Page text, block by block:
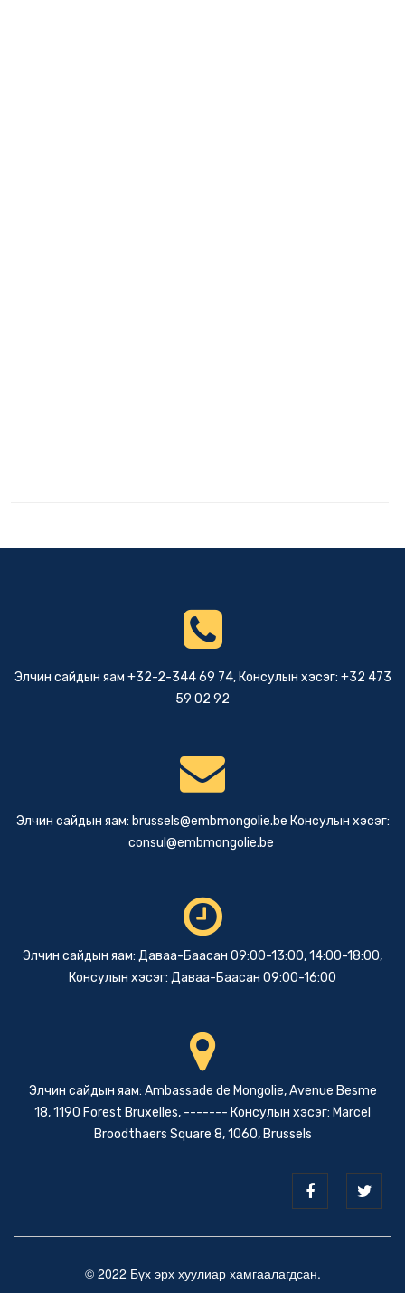
Элчин сайдын яам +32-2-344 69 74, Консулын хэсэг: +32 473
59 02 92
Элчин сайдын яам: brussels@embmongolie.be Консулын хэсэг:
consul@embmongolie.be
Элчин сайдын яам: Даваа-Баасан 09:00-13:00, 14:00-18:00,
Консулын хэсэг: Даваа-Баасан 09:00-16:00
Элчин сайдын яам: Ambassade de Mongolie, Avenue Besme
18, 1190 Forest Bruxelles, ------- Консулын хэсэг: Marcel
Broodthaers Square 8, 1060, Brussels
© 2022 Бүх эрх хуулиар хамгаалагдсан.